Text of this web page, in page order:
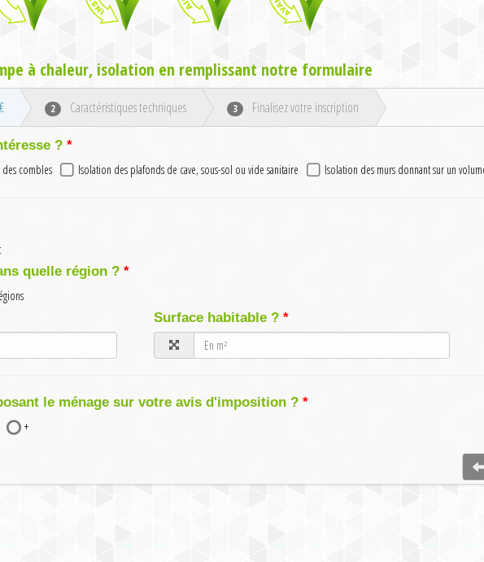
à chaleur, isolation en remplissant notre formulaire
2 Caractéristiques techniques 3 Finalisez votre inscription
?
combles Isolation des plafonds de cave, sous-sol ou vide sanitaire Isolation des murs donnant sur un
quelle région ?
Surface habitable ?
le ménage sur votre avis d'imposition ?
+